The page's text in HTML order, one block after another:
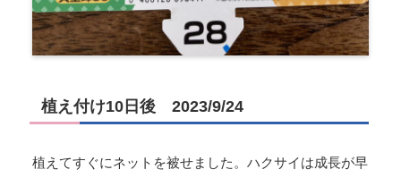
植え付け10日後 2023/9/24
植えてすぐにネットを被せました。ハクサイは成長が早